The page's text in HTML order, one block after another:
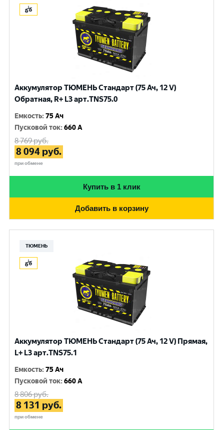
Аккумулятор ТЮМЕНЬ Стандарт (75 Ач, 12 V)
Обратная, R+ L3 арт.TNS75.0
Емкость:75 Ач
Пусковой ток:660 A
8 769руб.
8 094 руб.
при обмене
Купить в 1 клик
Добавить в корзину
ТЮМЕНЬ
Аккумулятор ТЮМЕНЬ Стандарт (75 Ач, 12 V) Прямая,
L+ L3 арт.TNS75.1
Емкость:75 Ач
Пусковой ток:660 A
8 806руб.
8 131 руб.
при обмене